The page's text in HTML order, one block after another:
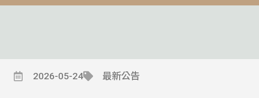
2026-05-24 最新公告